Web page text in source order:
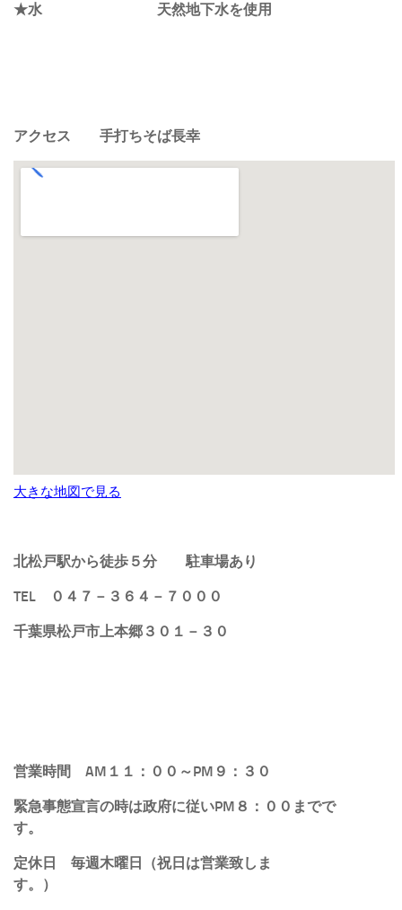
★水 天然地下水を使用
アクセス 手打ちそば長幸
大きな地図で見る
北松戸駅から徒歩５分 駐車場あり
TEL ０４７－３６４－７０００
千葉県松戸市上本郷３０１－３０
営業時間 AM１１：００～PM９：３０
緊急事態宣言の時は政府に従いPM８：００までで
す。
定休日 毎週木曜日（祝日は営業致しま
す。）